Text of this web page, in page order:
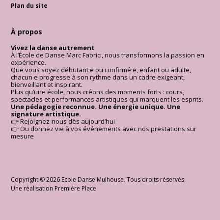
Plan du site
À propos
Vivez la danse autrement
À l’École de Danse Marc Fabrici, nous transformons la passion en
expérience.
Que vous soyez débutant·e ou confirmé·e, enfant ou adulte,
chacun·e progresse à son rythme dans un cadre exigeant,
bienveillant et inspirant.
Plus qu’une école, nous créons des moments forts : cours,
spectacles et performances artistiques qui marquent les esprits.
Une pédagogie reconnue. Une énergie unique. Une
signature artistique.
👉 Rejoignez-nous dès aujourd’hui
👉 Ou donnez vie à vos événements avec nos prestations sur
mesure
Copyright © 2026 Ecole Danse Mulhouse. Tous droits réservés.
Une réalisation Première Place